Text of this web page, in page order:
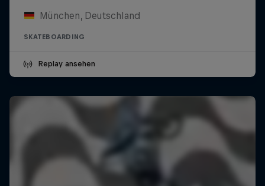
München, Deutschland
SKATEBOARDING
Replay ansehen